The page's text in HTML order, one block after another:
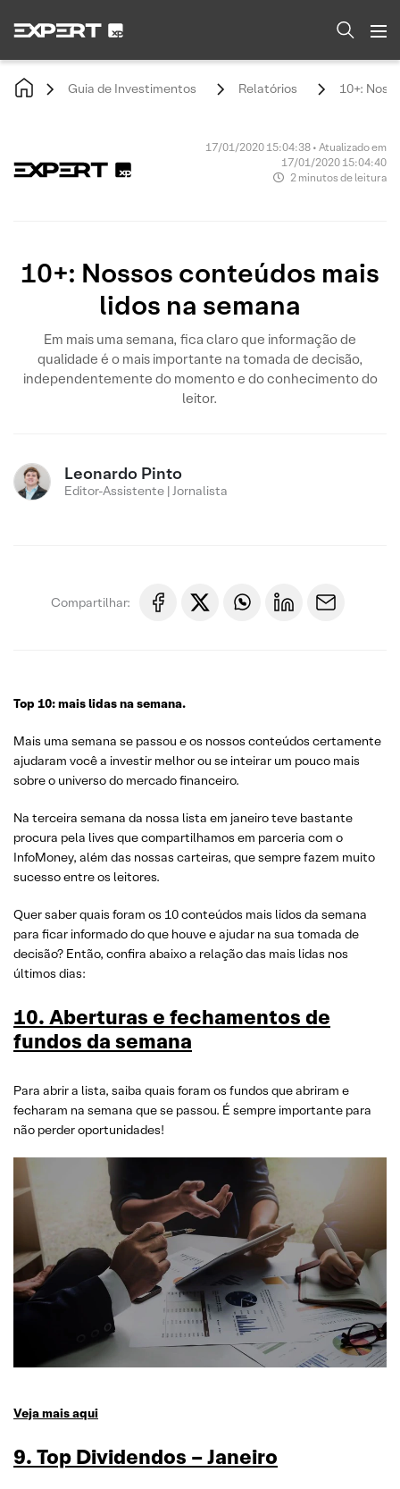
Guia de Investimentos Relatórios 10+:
17/01/2020 15:04:38 • Atualizado em
17/01/2020 15:04:40
2 minutos de leitura
10+: Nossos conteúdos mais
lidos na semana
Em mais uma semana, fica claro que informação de
qualidade é o mais importante na tomada de decisão,
independentemente do momento e do conhecimento do
leitor.
Leonardo Pinto
Editor-Assistente | Jornalista
Compartilhar:
Top 10: mais lidas na semana.
Mais uma semana se passou e os nossos conteúdos certamente
ajudaram você a investir melhor ou se inteirar um pouco mais
sobre o universo do mercado financeiro.
Na terceira semana da nossa lista em janeiro teve bastante
procura pela lives que compartilhamos em parceria com o
InfoMoney, além das nossas carteiras, que sempre fazem muito
sucesso entre os leitores.
Quer saber quais foram os 10 conteúdos mais lidos da semana
para ficar informado do que houve e ajudar na sua tomada de
decisão? Então, confira abaixo a relação das mais lidas nos
últimos dias:
10. Aberturas e fechamentos de
fundos da semana
Para abrir a lista, saiba quais foram os fundos que abriram e
fecharam na semana que se passou. É sempre importante para
não perder oportunidades!
Veja mais aqui
9. Top Dividendos – Janeiro